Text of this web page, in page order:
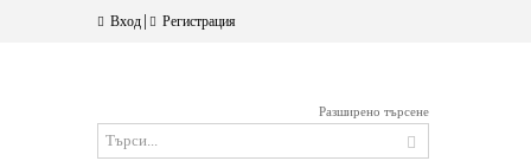
Вход Регистрация
Разширено търсене